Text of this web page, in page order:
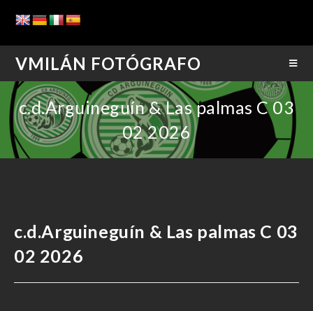
VMILÁN FOTÓGRAFO
c.d.Arguineguín & Las palmas C 03
02 2026
c.d.Arguineguín & Las palmas C 03
02 2026